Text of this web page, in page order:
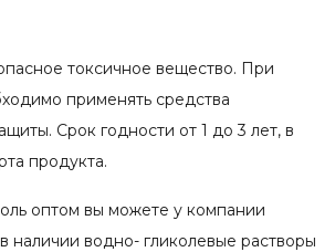
токсичное вещество. При
применять средства
Срок годности от 1 до 3 лет, в
продукта.
оптом вы можете у компании
водно- гликолевые растворы